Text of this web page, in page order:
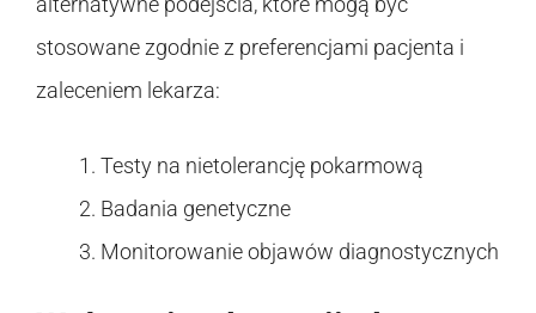
stosowane zgodnie z preferencjami pacjenta i
zaleceniem lekarza:
Testy na nietolerancję pokarmową
Badania genetyczne
Monitorowanie objawów diagnostycznych